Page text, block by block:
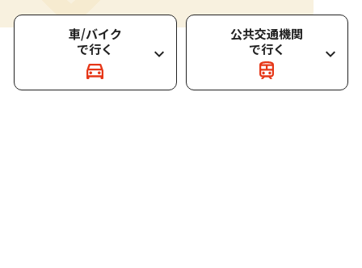
愛犬とご入場の方
園内バス
団体の方
Q&A
車/バイク
で行く
公共交通機関
で行く